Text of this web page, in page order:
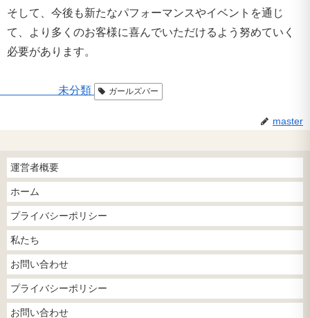
そして、今後も新たなパフォーマンスやイベントを通じ
て、より多くのお客様に喜んでいただけるよう努めていく
必要があります。
未分類 ガールズバー
master
運営者概要
ホーム
プライバシーポリシー
私たち
お問い合わせ
プライバシーポリシー
お問い合わせ